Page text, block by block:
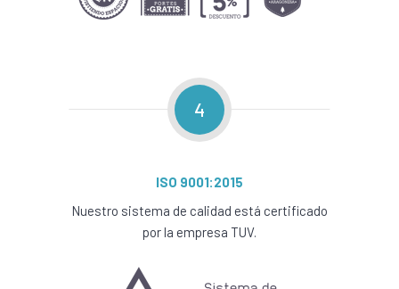
4
ISO 9001:2015
Nuestro sistema de calidad está certificado
por la empresa TUV.